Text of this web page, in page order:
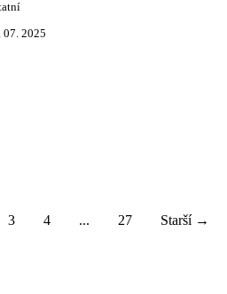
07. 2025
3 4 ... 27 Starší →